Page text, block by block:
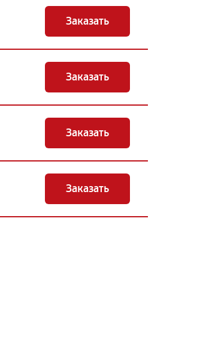
Заказать
Заказать
Заказать
Заказать